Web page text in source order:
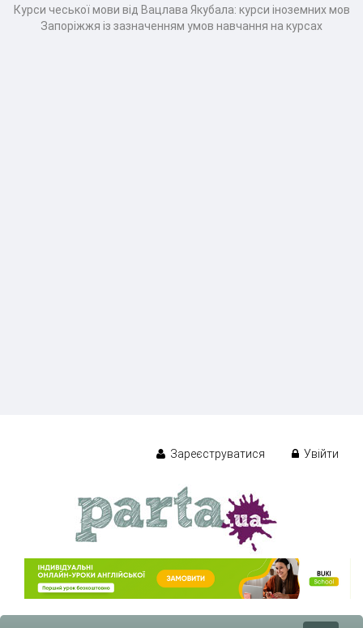
Курси чеської мови від Вацлава Якубала: курси іноземних мов
Запоріжжя із зазначенням умов навчання на курсах
Зареєструватися Увійти